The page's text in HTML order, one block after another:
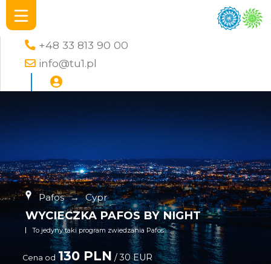
+48 33 813 90 00
info@tu1.pl
Pafos → Cypr
WYCIECZKA PAFOS BY NIGHT
To jedyny taki program zwiedzania Pafos
Cena od 130 PLN / 30 EUR